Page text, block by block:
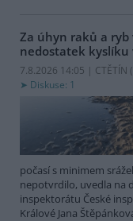
Za úhyn raků a ryb
nedostatek kyslíku
7.8.2026 14:05 | CTĚTÍN (
Diskuse: 1
počasí s minimem
nepotvrdilo, uvedla na
inspektorátu České
Králové Jana